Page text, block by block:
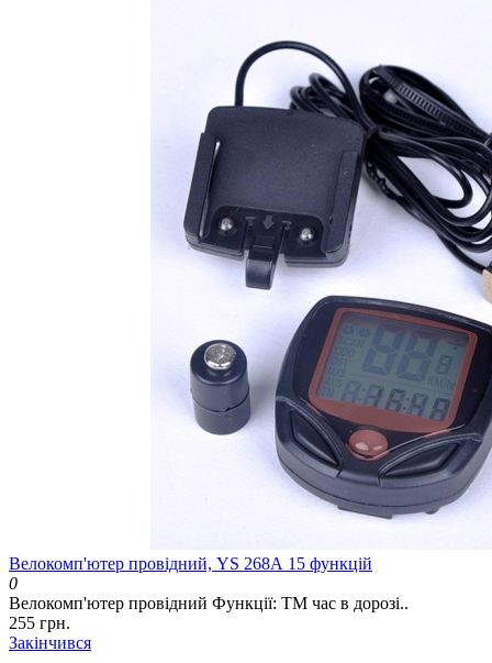
Велокомп'ютер провідний, YS 268А 15 функцій
0
Велокомп'ютер провідний Функції: ТМ час в дорозі..
255 грн.
Закінчився